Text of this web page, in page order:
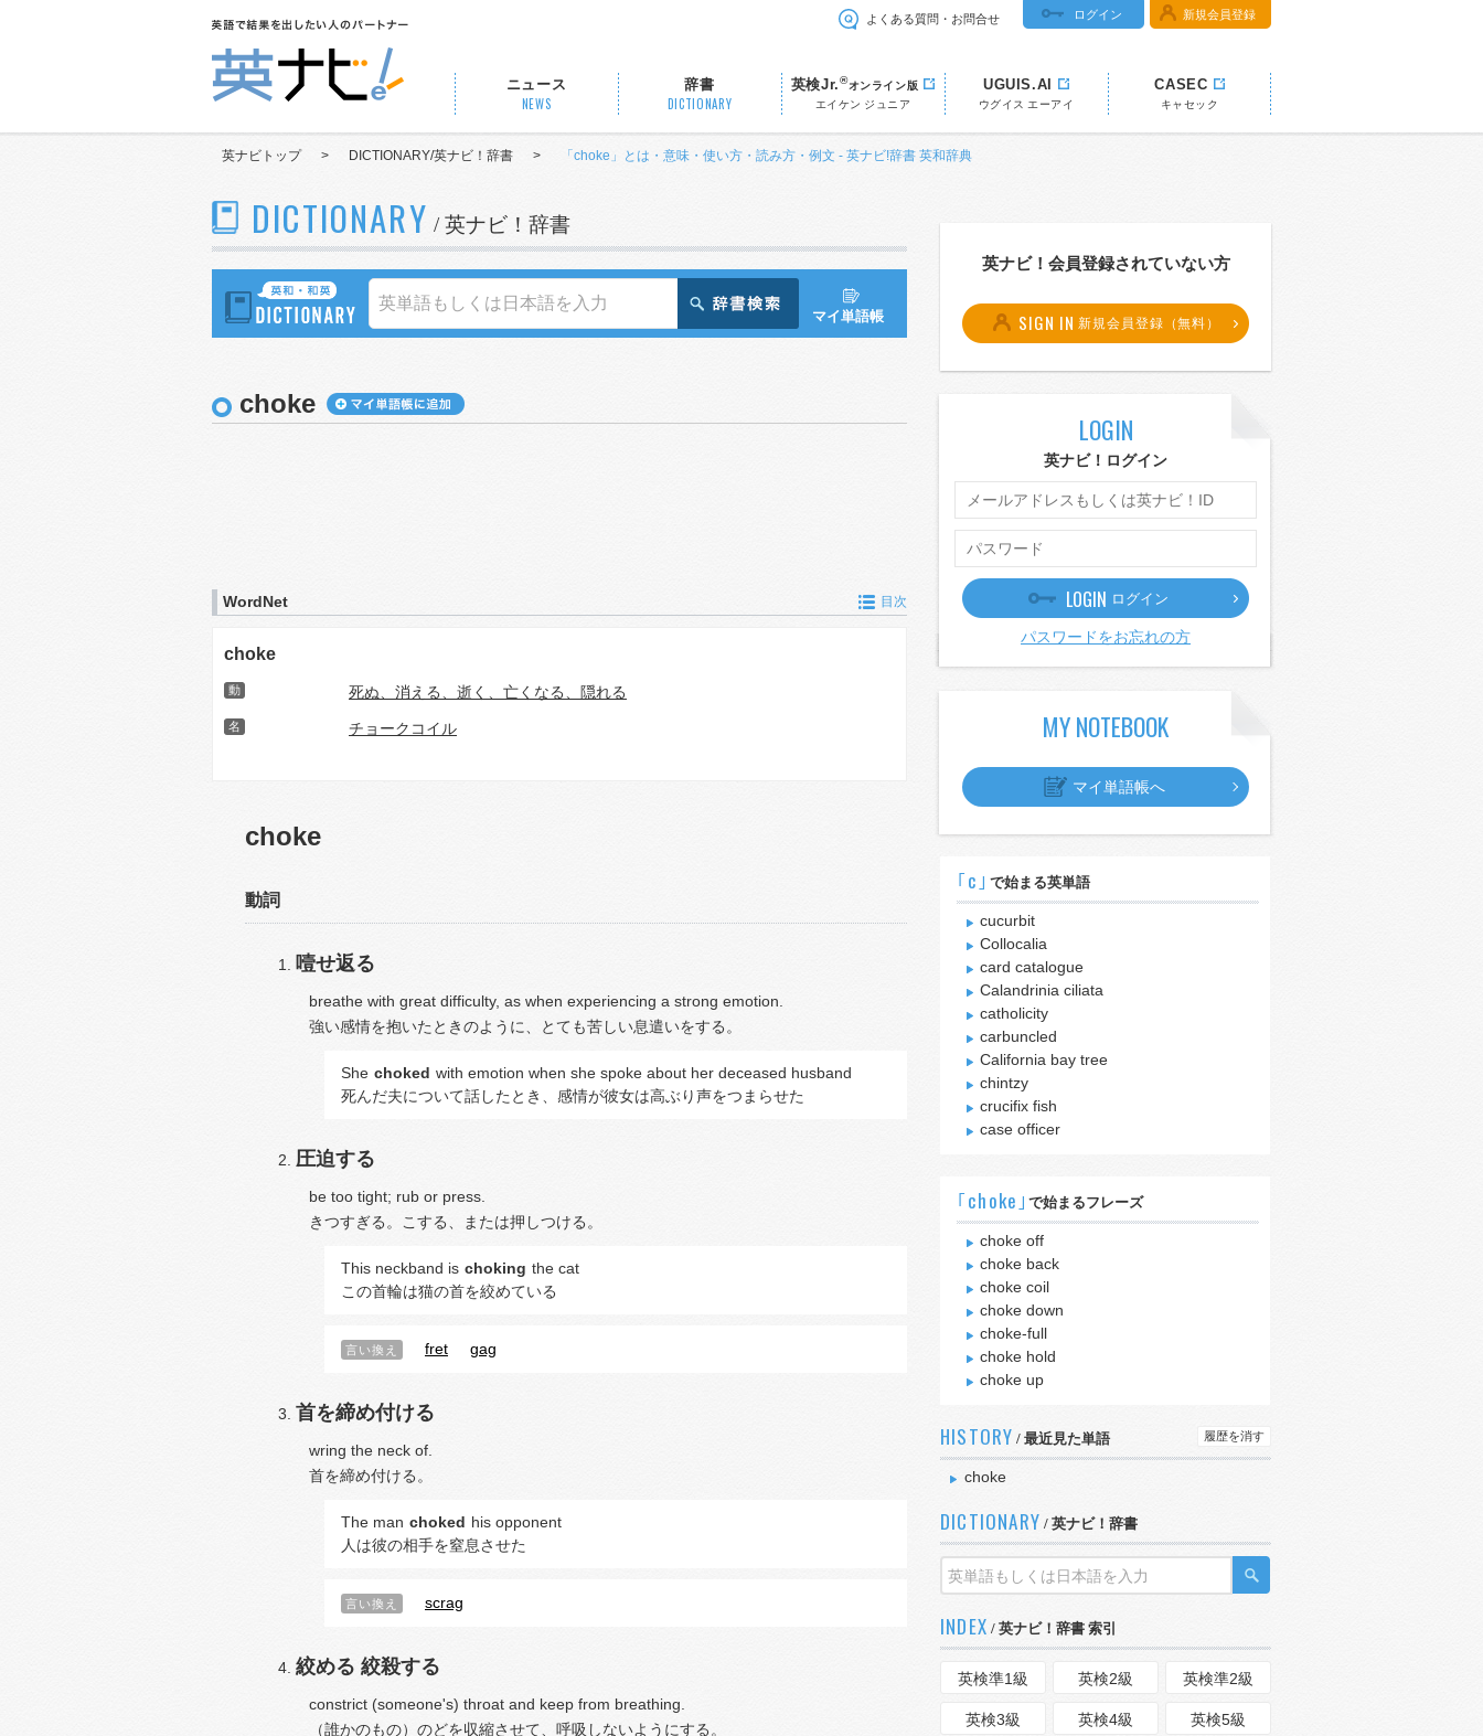
よくある質問・お問合せ ログイン 新規会員登録
ニュース
NEWS
辞書
DICTIONARY
英検Jr.®オンライン版
エイケン ジュニア
UGUIS.AI
ウグイス エーアイ
CASEC
キャセック
英ナビトップ > DICTIONARY/英ナビ！辞書 > 「choke」とは・意味・使い方・読み方・例文 - 英ナビ!辞書 英和辞典
DICTIONARY / 英ナビ！辞書
マイ単語帳
choke
WordNet 目次
choke
動 死ぬ、消える、逝く、亡くなる、隠れる
名 チョークコイル
choke
動詞
噎せ返る
breathe with great difficulty, as when experiencing a strong emotion.
強い感情を抱いたときのように、とても苦しい息遣いをする。
She choked with emotion when she spoke about her deceased husband
死んだ夫について話したとき、感情が彼女は高ぶり声をつまらせた
圧迫する
be too tight; rub or press.
きつすぎる。こする、または押しつける。
This neckband is choking the cat
この首輪は猫の首を絞めている
言い換え fret gag
首を締め付ける
wring the neck of.
首を締め付ける。
The man choked his opponent
人は彼の相手を窒息させた
言い換え scrag
絞める 絞殺する
constrict (someone's) throat and keep from breathing.
（誰かのもの）のどを収縮させて、呼吸しないようにする。
英ナビ！会員登録されていない方
SIGN IN 新規会員登録（無料）
LOGIN
英ナビ！ログイン
LOGIN ログイン
パスワードをお忘れの方
MY NOTEBOOK
マイ単語帳へ
｢c｣ で始まる英単語
cucurbit
Collocalia
card catalogue
Calandrinia ciliata
catholicity
carbuncled
California bay tree
chintzy
crucifix fish
case officer
｢choke｣で始まるフレーズ
choke off
choke back
choke coil
choke down
choke-full
choke hold
choke up
HISTORY / 最近見た単語 履歴を消す
choke
DICTIONARY / 英ナビ！辞書
INDEX / 英ナビ！辞書 索引
英検準1級 英検2級 英検準2級
英検3級 英検4級 英検5級